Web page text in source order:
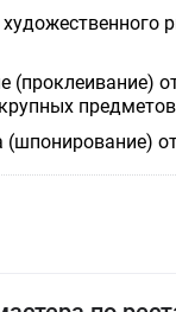
(проклеивание)
(шпонирование)